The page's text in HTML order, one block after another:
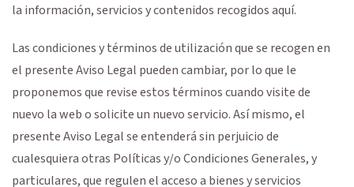
la información, servicios y contenidos recogidos aquí.
Las condiciones y términos de utilización que se recogen en
el presente Aviso Legal pueden cambiar, por lo que le
proponemos que revise estos términos cuando visite de
nuevo la web o solicite un nuevo servicio. Así mismo, el
presente Aviso Legal se entenderá sin perjuicio de
cualesquiera otras Políticas y/o Condiciones Generales, y
particulares, que regulen el acceso a bienes y servicios